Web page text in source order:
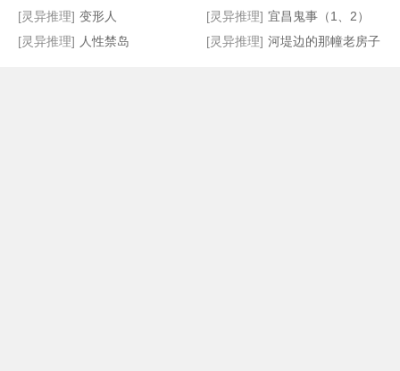
[灵异推理] 变形人 [灵异推理] 宜昌鬼事（1、2）
[灵异推理] 人性禁岛 [灵异推理] 河堤边的那幢老房子